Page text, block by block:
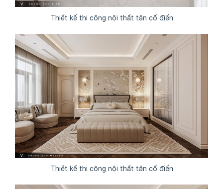
Thiết kế thi công nội thất tân cổ điển
Thiết kế thi công nội thất tân cổ điển